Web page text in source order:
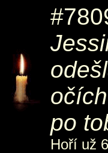
po
Hoří už